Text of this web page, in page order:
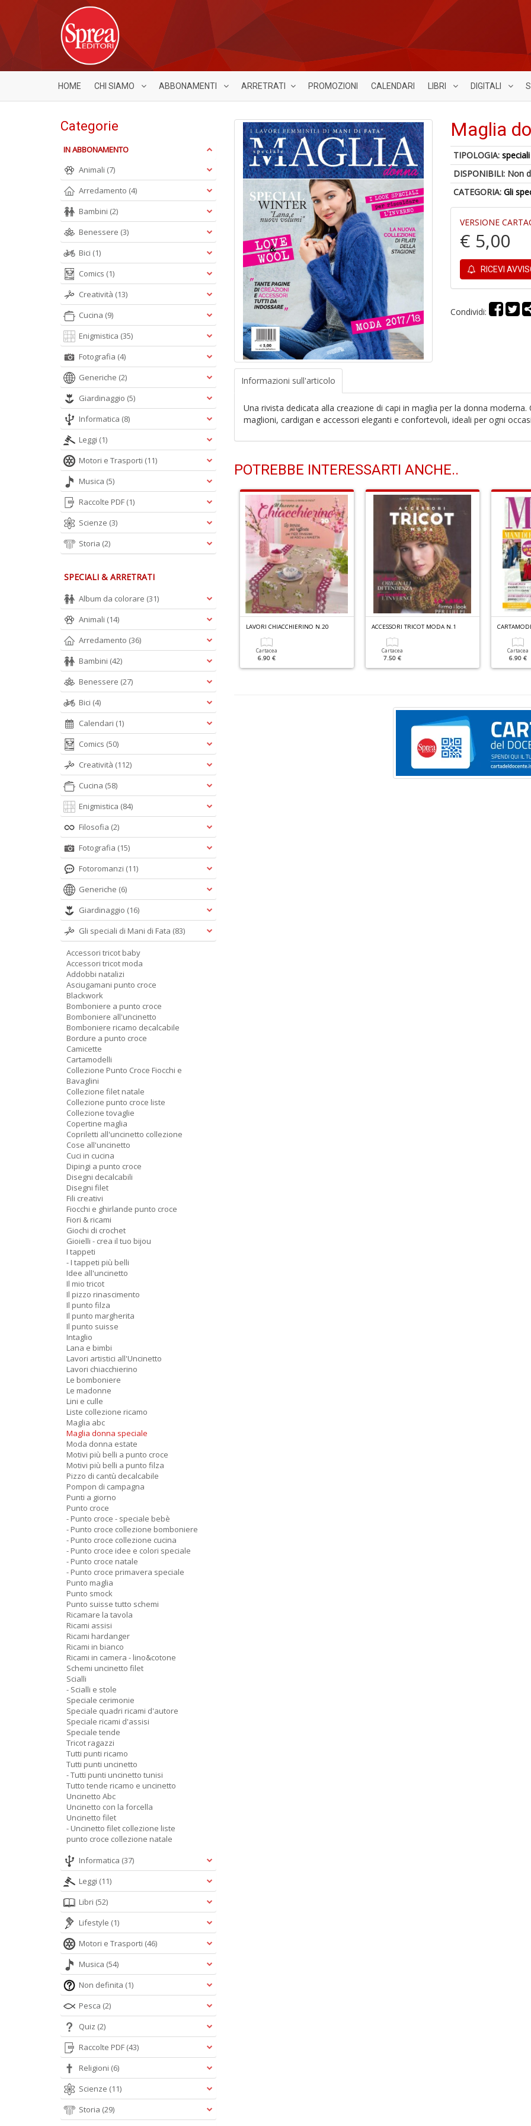
HOME CHI SIAMO ABBONAMENTI ARRETRATI PROMOZIONI CALENDARI LIBRI DIGITALI
Maglia
TIPOLOGIA:speciali
DISPONIBILI: Non
CATEGORIA:Gli
VERSIONE
€ 5,00
RICEVI
Condividi:
Informazioni sull'articolo
Una rivista dedicata alla creazione di capi in maglia per la donna
maglioni, cardigan e accessori eleganti e confortevoli, ideali per ogni
POTREBBE INTERESSARTI ANCHE..
LA TAVOLA N.1
Cartacea
LAVORI CHIACCHIERINO N.20
Cartacea
6.90 €
ACCESSORI TRICOT MODA N.1
Cartacea
7.50 €
Cartacea
6.90 €
Categorie
IN ABBONAMENTO
Animali (7)
Arredamento (4)
Bambini (2)
Benessere (3)
Bici (1)
Comics (1)
Creatività (13)
Cucina (9)
Enigmistica (35)
Fotografia (4)
Generiche (2)
Giardinaggio (5)
Informatica (8)
Leggi (1)
Motori e Trasporti (11)
Musica (5)
Raccolte PDF (1)
Scienze (3)
Storia (2)
SPECIALI & ARRETRATI
Album da colorare (31)
Animali (14)
Arredamento (36)
Bambini (42)
Benessere (27)
Bici (4)
Calendari (1)
Comics (50)
Creatività (112)
Cucina (58)
Enigmistica (84)
Filosofia (2)
Fotografia (15)
Fotoromanzi (11)
Generiche (6)
Giardinaggio (16)
Gli speciali di Mani di Fata (83)
Accessori tricot baby
Accessori tricot moda
Addobbi natalizi
Asciugamani punto croce
Blackwork
Bomboniere a punto croce
Bomboniere all'uncinetto
Bomboniere ricamo decalcabile
Bordure a punto croce
Camicette
Cartamodelli
Collezione Punto Croce Fiocchi e
Bavaglini
Collezione filet natale
Collezione punto croce liste
Collezione tovaglie
Copertine maglia
Copriletti all'uncinetto collezione
Cose all'uncinetto
Cuci in cucina
Dipingi a punto croce
Disegni decalcabili
Disegni filet
Fili creativi
Fiocchi e ghirlande punto croce
Fiori & ricami
Giochi di crochet
Gioielli - crea il tuo bijou
I tappeti
- I tappeti più belli
Idee all'uncinetto
Il mio tricot
Il pizzo rinascimento
Il punto filza
Il punto margherita
Il punto suisse
Intaglio
Lana e bimbi
Lavori artistici all'Uncinetto
Lavori chiacchierino
Le bomboniere
Le madonne
Lini e culle
Liste collezione ricamo
Maglia abc
Maglia donna speciale
Moda donna estate
Motivi più belli a punto croce
Motivi più belli a punto filza
Pizzo di cantù decalcabile
Pompon di campagna
Punti a giorno
Punto croce
- Punto croce - speciale bebè
- Punto croce collezione bomboniere
- Punto croce collezione cucina
- Punto croce idee e colori speciale
- Punto croce natale
- Punto croce primavera speciale
Punto maglia
Punto smock
Punto suisse tutto schemi
Ricamare la tavola
Ricami assisi
Ricami hardanger
Ricami in bianco
Ricami in camera - lino&cotone
Schemi uncinetto filet
Scialli
- Scialli e stole
Speciale cerimonie
Speciale quadri ricami d'autore
Speciale ricami d'assisi
Speciale tende
Tricot ragazzi
Tutti punti ricamo
Tutti punti uncinetto
- Tutti punti uncinetto tunisi
Tutto tende ricamo e uncinetto
Uncinetto Abc
Uncinetto con la forcella
Uncinetto filet
- Uncinetto filet collezione liste
punto croce collezione natale
Informatica (37)
Leggi (11)
Libri (52)
Lifestyle (1)
Motori e Trasporti (46)
Musica (54)
Non definita (1)
Pesca (2)
Quiz (2)
Raccolte PDF (43)
Religioni (6)
Scienze (11)
Storia (29)